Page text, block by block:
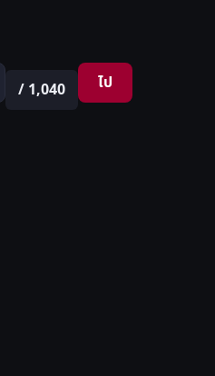
/ 1,040 ไป